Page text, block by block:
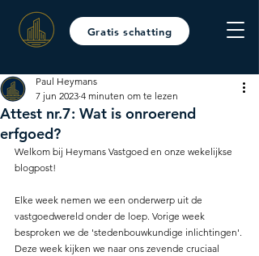
Gratis schatting
Attest nr.7: Wat is onroerend
erfgoed?
Paul Heymans
7 jun 2023 4 minuten om te lezen
Welkom bij Heymans Vastgoed en onze wekelijkse
blogpost!
Elke week nemen we een onderwerp uit de
vastgoedwereld onder de loep. Vorige week
besproken we de 'stedenbouwkundige inlichtingen'.
Deze week kijken we naar ons zevende cruciaal